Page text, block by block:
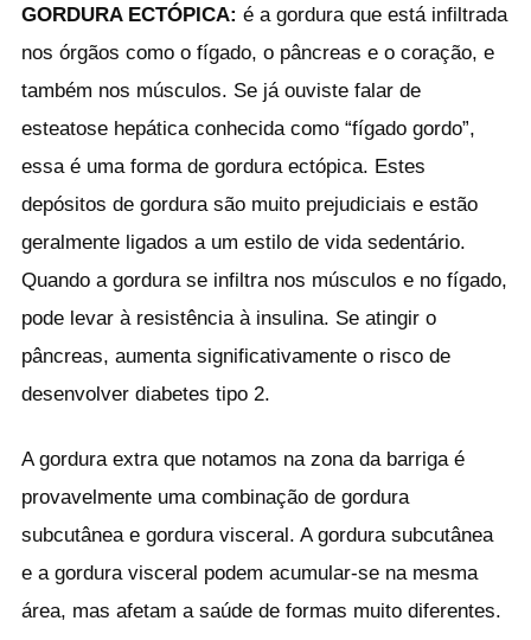
GORDURA ECTÓPICA: é a gordura que está infiltrada
nos órgãos como o fígado, o pâncreas e o coração, e
também nos músculos. Se já ouviste falar de
esteatose hepática conhecida como “fígado gordo”,
essa é uma forma de gordura ectópica. Estes
depósitos de gordura são muito prejudiciais e estão
geralmente ligados a um estilo de vida sedentário.
Quando a gordura se infiltra nos músculos e no fígado,
pode levar à resistência à insulina. Se atingir o
pâncreas, aumenta significativamente o risco de
desenvolver diabetes tipo 2.
A gordura extra que notamos na zona da barriga é
provavelmente uma combinação de gordura
subcutânea e gordura visceral. A gordura subcutânea
e a gordura visceral podem acumular-se na mesma
área, mas afetam a saúde de formas muito diferentes.